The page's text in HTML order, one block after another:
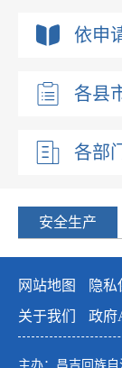
新闻发布会
优化营商
涉企收费
生态环境
食品药
义务教育
涉农补
依申
各县
各部
安全生产
网站地图 隐私
关于我们
政府
主办：昌吉回族